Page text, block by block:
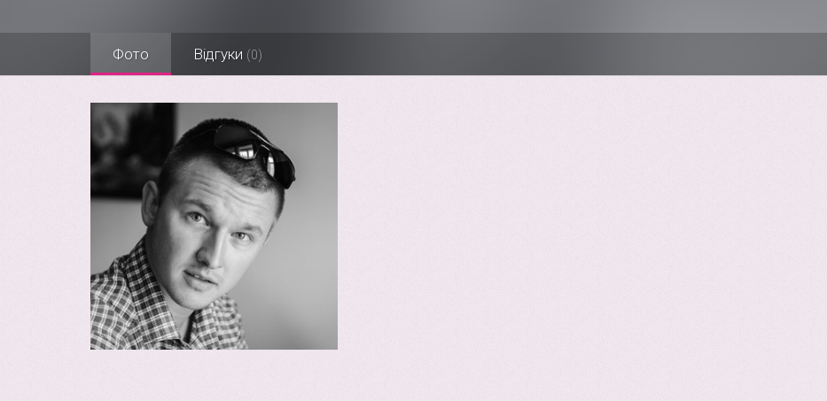
Фото Відгуки (0)